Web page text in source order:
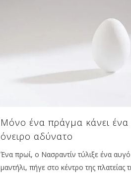
Μόνο ένα πράγμα κάνει ένα
όνειρο αδύνατο
Ένα πρωί, ο Νασραντίν τύλιξε ένα
μαντήλι, πήγε στο κέντρο της πλατείας